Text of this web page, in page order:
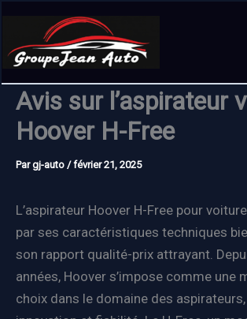
contenu
Avis sur l’aspirateur
Hoover H-Free
Pargj-auto /février 21, 2025
L’aspirateur Hoover H-Free pour
par ses caractéristiques techniques
son rapport qualité-prix attrayant.
années, Hoover s’impose comme une
choix dans le domaine des